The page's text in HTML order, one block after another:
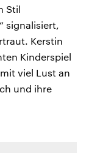
Stil
signalisiert,
Kerstin
Kinderspiel
viel Lust an
und ihre